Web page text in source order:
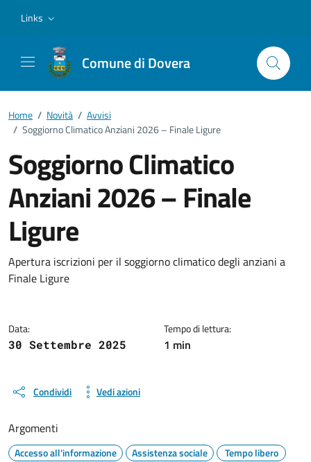
Links
Comune di Dovera
Home / Novità / Avvisi
/ Soggiorno Climatico Anziani 2026 – Finale Ligure
Soggiorno Climatico
Anziani 2026 – Finale
Ligure
Dettagli della notizia
Apertura iscrizioni per il soggiorno climatico degli anziani a
Finale Ligure
Data:
30 Settembre 2025
Tempo di lettura:
1 min
Condividi Vedi azioni
Argomenti
Accesso all'informazione Assistenza sociale Tempo libero